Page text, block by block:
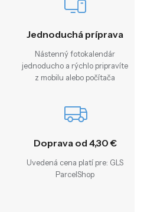
Jednoduchá príprava
Nástenný fotokalendár
jednoducho a rýchlo pripravíte
z mobilu alebo počítača
Doprava od 4,30 €
Uvedená cena platí pre: GLS
ParcelShop